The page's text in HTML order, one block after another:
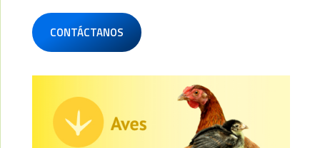
CONTÁCTANOS
>